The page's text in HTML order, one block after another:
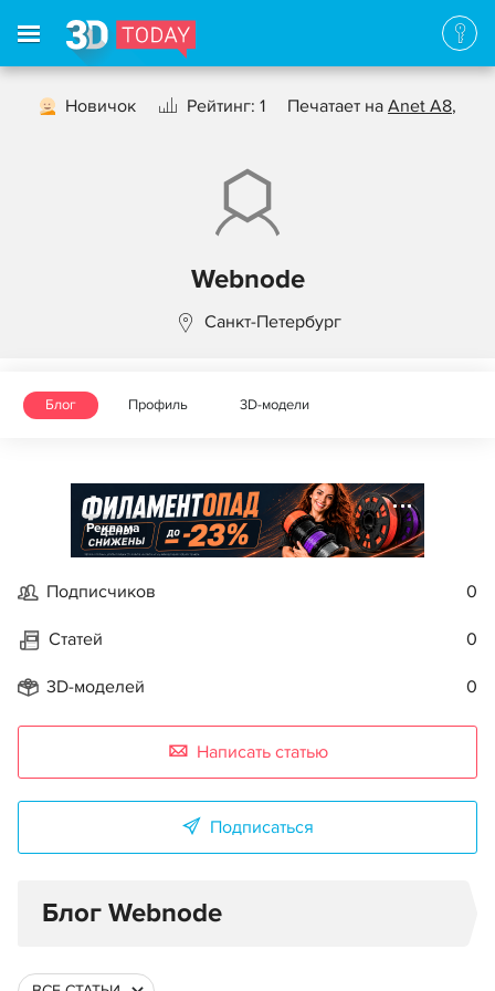
Новичок Рейтинг: 1 Печатает на Anet A8,
Webnode
Санкт-Петербург
Блог Профиль 3D-модели
Реклама
Подписчиков 0
Статей 0
3D-моделей 0
Написать статью
Подписаться
Блог Webnode